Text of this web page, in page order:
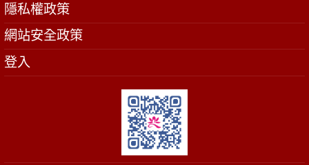
隱私權政策
網站安全政策
登入